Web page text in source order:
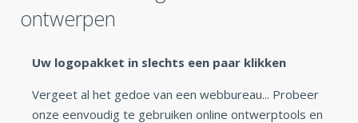
ontwerpen
Uw logopakket in slechts een paar klikken
Vergeet al het gedoe van een webbureau... Probeer
onze eenvoudig te gebruiken online ontwerptools en